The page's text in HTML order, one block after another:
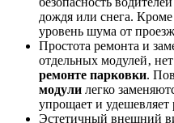
дождя или снега.
уровень шума от
Простота ремонта и
отдельных модулей‚
ремонте парковки.
модули легко
упрощает и
Эстетичный внешний